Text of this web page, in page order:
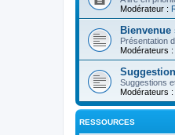
Modérateur :
Présentation
Modérateurs :
Suggestions
Modérateurs :
RESSOURCES